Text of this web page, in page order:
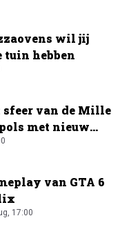
wil jij
tuin hebben
sfeer van de Mille
met nieuw
van GTA 6
17:00